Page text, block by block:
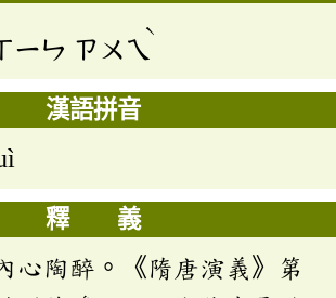
ㄧㄣ ㄗㄨㄟ
ˋ
漢語拼音
釋 義
心陶醉。《隋唐演義》第